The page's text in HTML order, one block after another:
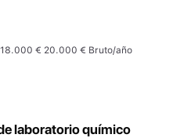
18.000 € 20.000 € Bruto/año
laboratorio químico